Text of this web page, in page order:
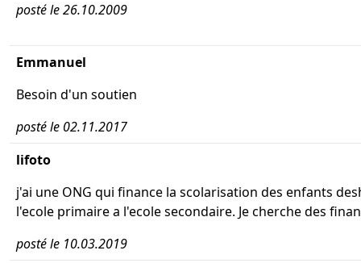
posté le 26.10.2009
Emmanuel
Besoin d'un soutien
posté le 02.11.2017
lifoto
j'ai une ONG qui finance la scolarisation des enfants
l'ecole primaire a l'ecole secondaire. Je cherche des
posté le 10.03.2019